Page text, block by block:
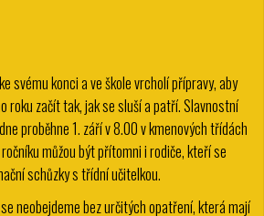
svému konci a ve škole vrcholí přípravy, aby
roku začít tak, jak se sluší a patří. Slavnostní
proběhne 1. září v 8.00 v kmenových třídách
můžou být přítomni i rodiče, kteří se
schůzky s třídní učitelkou.
neobejdeme bez určitých opatření, která mají